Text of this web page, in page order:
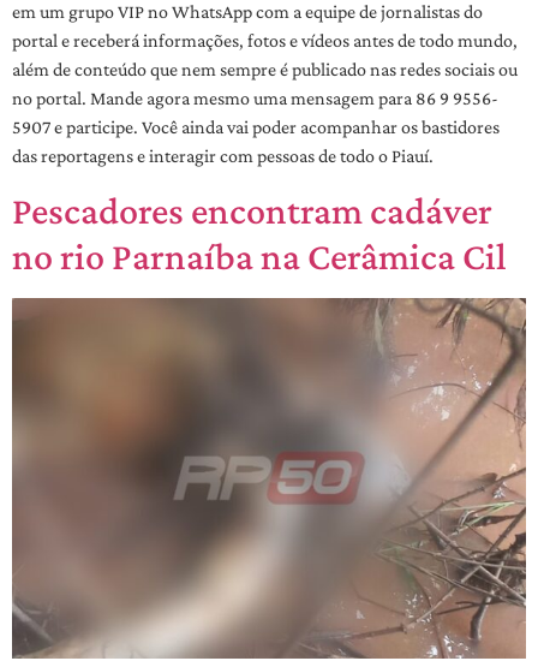
em um grupo VIP no WhatsApp com a equipe de jornalistas do
portal e receberá informações, fotos e vídeos antes de todo mundo,
além de conteúdo que nem sempre é publicado nas redes sociais ou
no portal. Mande agora mesmo uma mensagem para 86 9 9556-
5907 e participe. Você ainda vai poder acompanhar os bastidores
das reportagens e interagir com pessoas de todo o Piauí.
Pescadores encontram cadáver
no rio Parnaíba na Cerâmica Cil